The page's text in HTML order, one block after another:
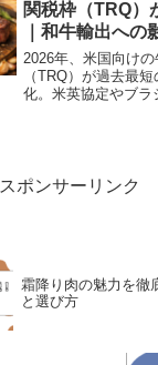
関税枠（TRQ）
｜和牛輸出への
2026年、米国向け
（TRQ）が過去最
化。米英協定やブラ
スポンサーリンク
霜降り肉の魅力を徹
と選び方